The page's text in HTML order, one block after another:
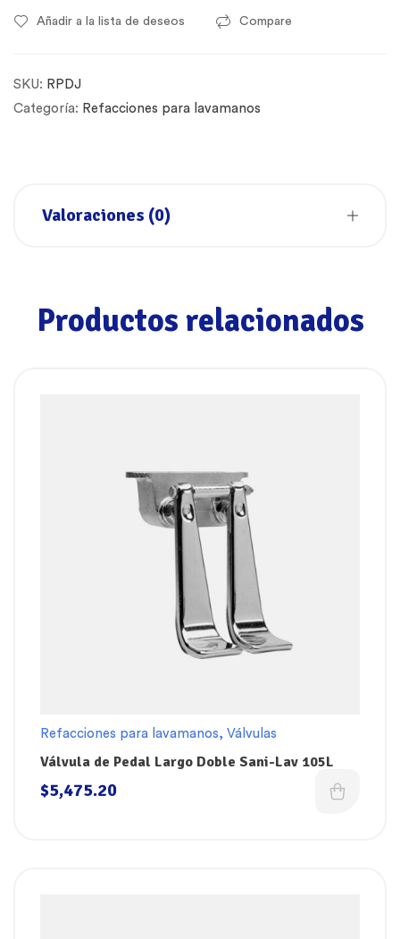
Añadir a la lista de deseos Compare
SKU: RPDJ
Categoría: Refacciones para lavamanos
Valoraciones (0)
Productos relacionados
Refacciones para lavamanos, Válvulas
Válvula de Pedal Largo Doble Sani-Lav 105L
$5,475.20